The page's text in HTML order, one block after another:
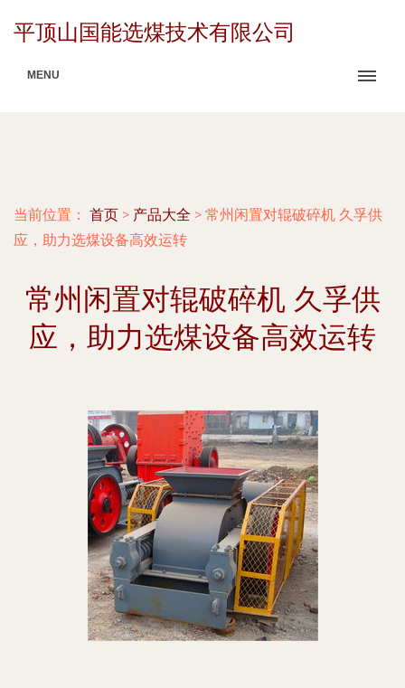
平顶山国能选煤技术有限公司
MENU
当前位置： 首页 > 产品大全 > 常州闲置对辊破碎机 久孚供
应，助力选煤设备高效运转
常州闲置对辊破碎机 久孚供
应，助力选煤设备高效运转